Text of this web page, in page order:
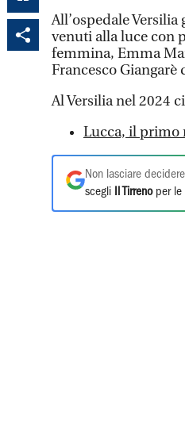
All’ospedale
venuti alla luce con
femmina, Emma
Francesco
Al Versilia nel 2024
Lucca, il primo
Non lasciare
scegli
Il Tirrenoper le